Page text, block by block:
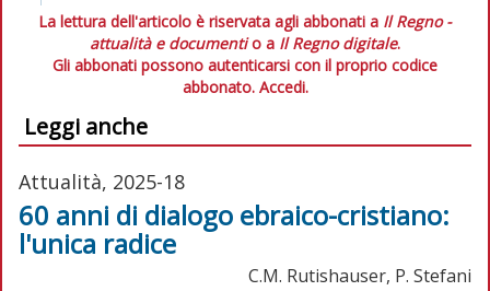
La lettura dell'articolo è riservata agli abbonati a Il Regno -
attualità e documentio a Il Regno digitale.
Gli abbonati possono autenticarsi con il proprio codice
abbonato. Accedi.
Leggi anche
Attualità, 2025-18
60 anni di dialogo ebraico-cristiano:
l'unica radice
C.M. Rutishauser, P. Stefani